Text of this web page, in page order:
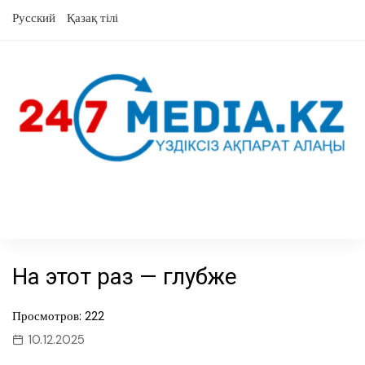
Русский Қазақ тілі
На этот раз — глубже
Просмотров: 222
10.12.2025